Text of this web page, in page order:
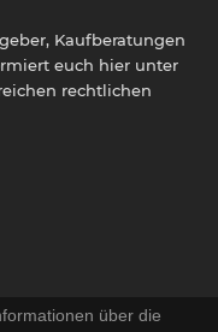
Kaufberatungen
euch hier unter
rechtlichen
über die